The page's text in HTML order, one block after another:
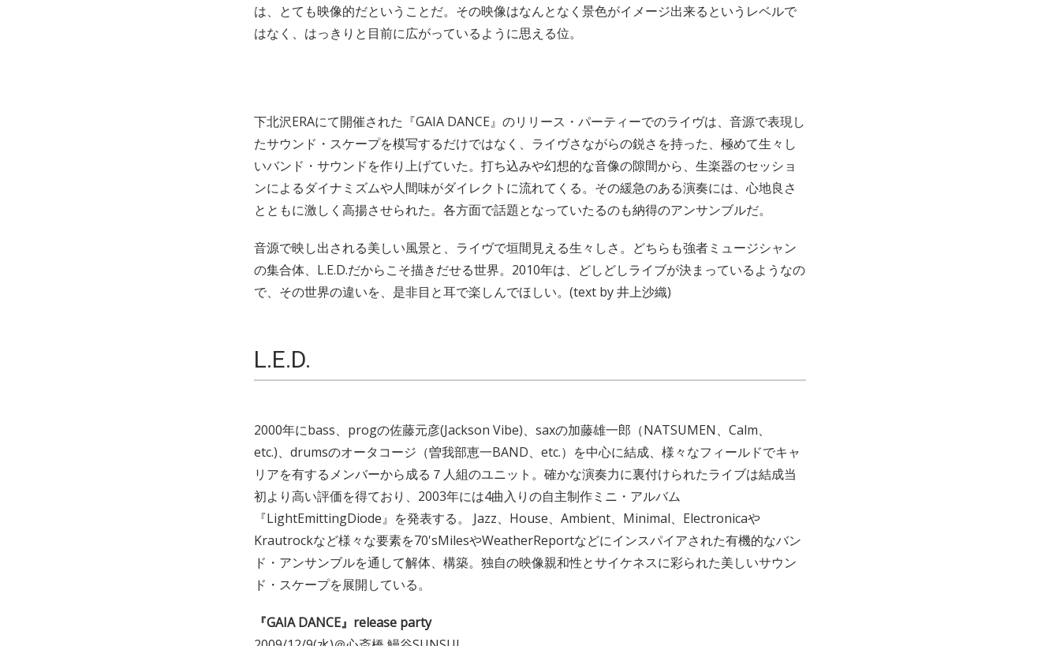
は、とても映像的だということだ。その映像はなんとなく景色がイメージ出来るというレベルで
はなく、はっきりと目前に広がっているように思える位。
下北沢ERAにて開催された『GAIA DANCE』のリリース・パーティーでのライヴは、音源で表現し
たサウンド・スケープを模写するだけではなく、ライヴさながらの鋭さを持った、極めて生々し
いバンド・サウンドを作り上げていた。打ち込みや幻想的な音像の隙間から、生楽器のセッショ
ンによるダイナミズムや人間味がダイレクトに流れてくる。その緩急のある演奏には、心地良さ
とともに激しく高揚させられた。各方面で話題となっていたるのも納得のアンサンブルだ。
音源で映し出される美しい風景と、ライヴで垣間見える生々しさ。どちらも強者ミュージシャン
の集合体、L.E.D.だからこそ描きだせる世界。2010年は、どしどしライブが決まっているようなの
で、その世界の違いを、是非目と耳で楽しんでほしい。(text by 井上沙織)
L.E.D.
2000年にbass、progの佐藤元彦(Jackson Vibe)、saxの加藤雄一郎（NATSUMEN、Calm、
etc.)、drumsのオータコージ（曽我部恵一BAND、etc.）を中心に結成、様々なフィールドでキャ
リアを有するメンバーから成る７人組のユニット。確かな演奏力に裏付けられたライブは結成当
初より高い評価を得ており、2003年には4曲入りの自主制作ミニ・アルバム
『LightEmittingDiode』を発表する。 Jazz、House、Ambient、Minimal、Electronicaや
Krautrockなど様々な要素を70'sMilesやWeatherReportなどにインスパイアされた有機的なバン
ド・アンサンブルを通して解体、構築。独自の映像親和性とサイケネスに彩られた美しいサウン
ド・スケープを展開している。
『GAIA DANCE』release party